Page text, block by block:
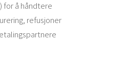
for å håndtere
refusjoner